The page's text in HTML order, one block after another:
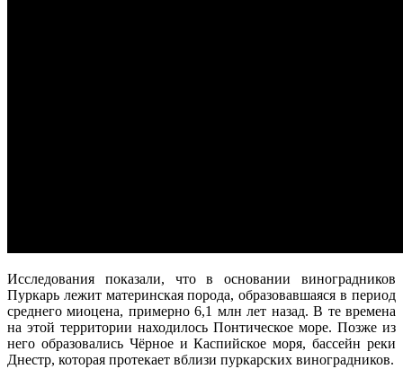
Исследования показали, что в основании виноградников
Пуркарь лежит материнская порода, образовавшаяся в период
среднего миоцена, примерно 6,1 млн лет назад. В те времена
на этой территории находилось Понтическое море. Позже из
него образовались Чёрное и Каспийское моря, бассейн реки
Днестр, которая протекает вблизи пуркарских виноградников.